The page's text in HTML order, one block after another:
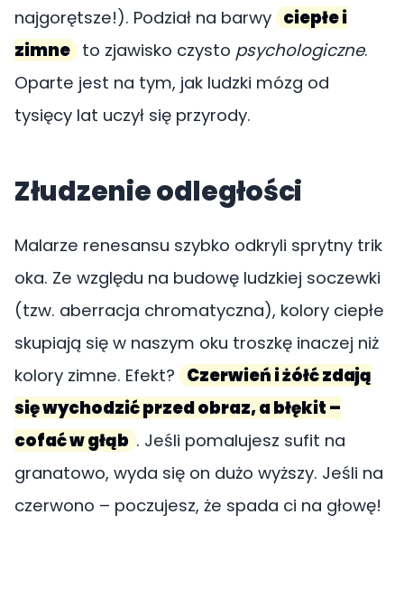
najgorętsze!). Podział na barwy ciepłe i
zimne to zjawisko czysto psychologiczne.
Oparte jest na tym, jak ludzki mózg od
tysięcy lat uczył się przyrody.
Złudzenie odległości
Malarze renesansu szybko odkryli sprytny trik
oka. Ze względu na budowę ludzkiej soczewki
(tzw. aberracja chromatyczna), kolory ciepłe
skupiają się w naszym oku troszkę inaczej niż
kolory zimne. Efekt? Czerwień i żółć zdają
się wychodzić przed obraz, a błękit –
cofać w głąb . Jeśli pomalujesz sufit na
granatowo, wyda się on dużo wyższy. Jeśli na
czerwono – poczujesz, że spada ci na głowę!